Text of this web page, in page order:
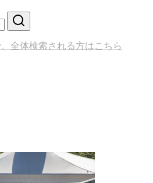
全体検索される方はこちら